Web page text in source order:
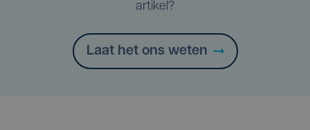
artikel?
Laat het ons weten